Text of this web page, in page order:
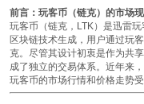
前言：玩客币（链克）的市场
玩客币（链克，LTK）是迅雷
区块链技术生成，用户通过玩
克。尽管其设计初衷是作为共
成了独立的交易体系。近年来
玩客币的市场行情和价格走势